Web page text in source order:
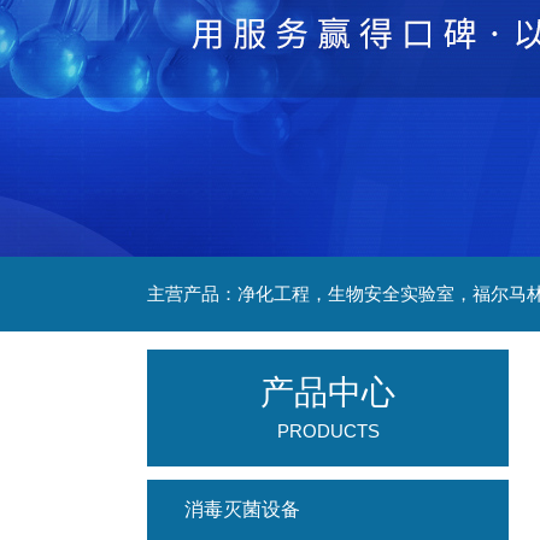
产品中心
PRODUCTS
消毒灭菌设备